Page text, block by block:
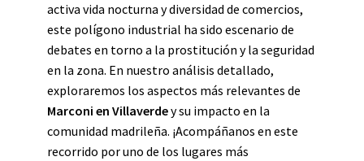
activa vida nocturna y diversidad de comercios,
este polígono industrial ha sido escenario de
debates en torno a la prostitución y la seguridad
en la zona. En nuestro análisis detallado,
exploraremos los aspectos más relevantes de
Marconi en Villaverdey su impacto en la
comunidad madrileña. ¡Acompáñanos en este
recorrido por uno de los lugares más